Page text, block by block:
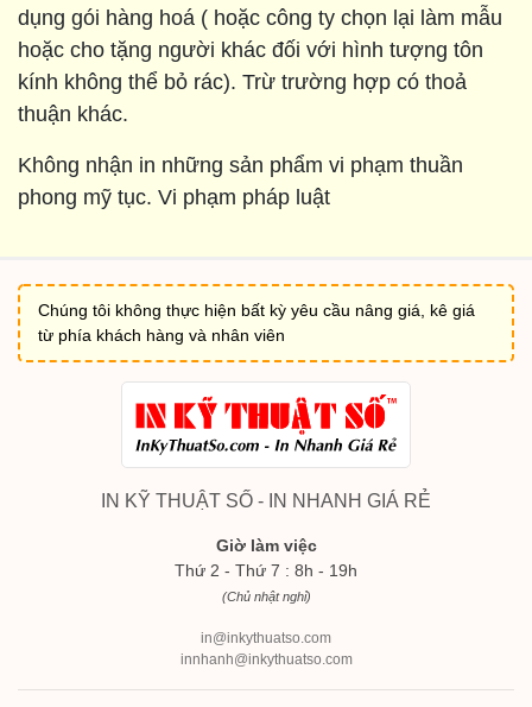
dụng gói hàng hoá ( hoặc công ty chọn lại làm mẫu
hoặc cho tặng người khác đối với hình tượng tôn
kính không thể bỏ rác). Trừ trường hợp có thoả
thuận khác.
Không nhận in những sản phẩm vi phạm thuần
phong mỹ tục. Vi phạm pháp luật
Chúng tôi không thực hiện bất kỳ yêu cầu nâng giá, kê giá
từ phía khách hàng và nhân viên
IN KỸ THUẬT SỐ - IN NHANH GIÁ RẺ
Giờ làm việc
Thứ 2 - Thứ 7 : 8h - 19h
(Chủ nhật nghỉ)
in@inkythuatso.com
innhanh@inkythuatso.com